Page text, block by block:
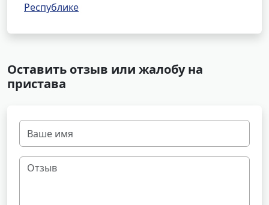
Республике
Оставить отзыв или жалобу на
пристава